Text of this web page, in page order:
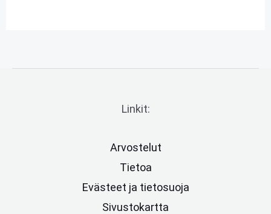
Linkit:
Arvostelut
Tietoa
Evästeet ja tietosuoja
Sivustokartta